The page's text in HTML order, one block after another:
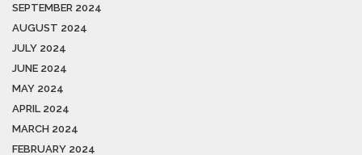
SEPTEMBER 2024
AUGUST 2024
JULY 2024
JUNE 2024
MAY 2024
APRIL 2024
MARCH 2024
FEBRUARY 2024